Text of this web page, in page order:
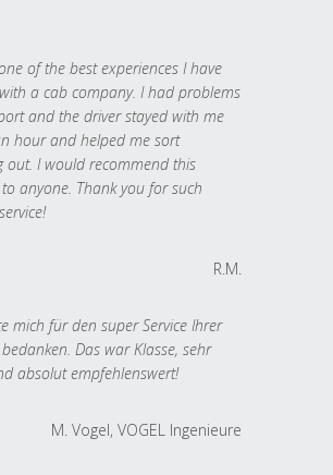
of the best experiences I have
a cab company. I had problems
and the driver stayed with me
hour and helped me sort
out. I would recommend this
anyone. Thank you for such
R.M.
mich für den super Service Ihrer
Das war Klasse, sehr
absolut empfehlenswert!
M. Vogel, VOGEL Ingenieure